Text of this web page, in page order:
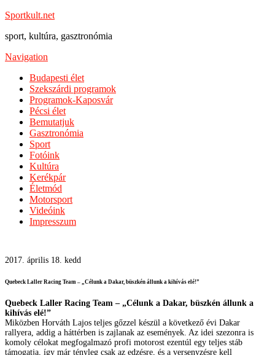
Sportkult.net
sport, kultúra, gasztronómia
Navigation
Budapesti élet
Szekszárdi programok
Programok-Kaposvár
Pécsi élet
Bemutatjuk
Gasztronómia
Sport
Fotóink
Kultúra
Kerékpár
Életmód
Motorsport
Videóink
Impresszum
2017. április 18. kedd
Quebeck Laller Racing Team – „Célunk a Dakar, büszkén állunk a kihívás elé!”
Quebeck Laller Racing Team – „Célunk a Dakar, büszkén állunk a
kihívás elé!”
Miközben Horváth Lajos teljes gőzzel készül a következő évi Dakar
rallyera, addig a háttérben is zajlanak az események. Az idei szezonra is
komoly célokat megfogalmazó profi motorost ezentúl egy teljes stáb
támogatja, így már tényleg csak az edzésre, és a versenyzésre kell